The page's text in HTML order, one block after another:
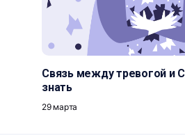
Связь между тревогой и
знать
29 марта